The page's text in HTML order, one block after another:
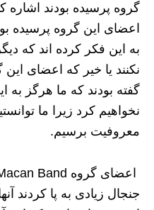
گروه پرسیده بودند اشاره
اعضای این گروه پرسیده
به این فکر کرده اند که
نکنند یا خیر که اعضای
گفته بودند که ما هرگز
نخواهیم کرد زیرا ما
معروفیت برسیم.
جنجال زیادی به پا کردند